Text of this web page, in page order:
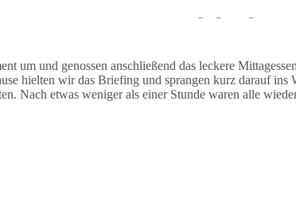
und sahen während des Tauchgangs einige
um und genossen anschließend das leckere
hielten wir das Briefing und sprangen kurz darauf ins
Nach etwas weniger als einer Stunde waren alle